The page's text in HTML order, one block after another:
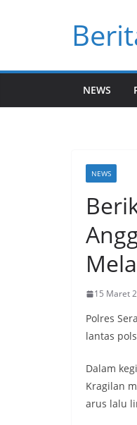
NEWS
NEWS
15 Maret
Polres
lantas
Dalam
Kragilan
arus lalu